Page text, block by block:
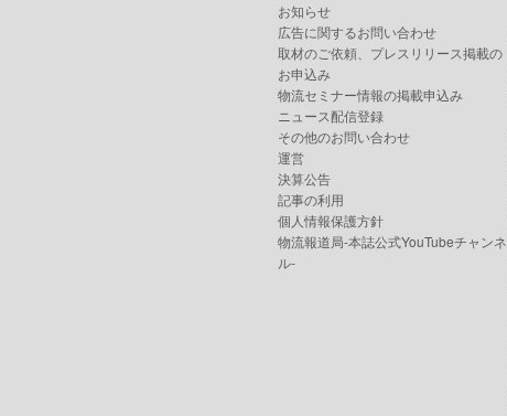
お知らせ
広告に関するお問い合わせ
取材のご依頼、プレスリリース掲載の
お申込み
物流セミナー情報の掲載申込み
ニュース配信登録
その他のお問い合わせ
運営
決算公告
記事の利用
個人情報保護方針
物流報道局-本誌公式YouTubeチャンネ
ル-